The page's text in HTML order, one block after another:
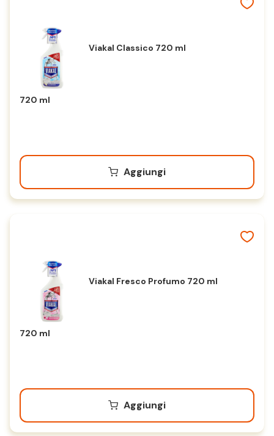
Viakal Classico 720 ml
720 ml
Aggiungi
Viakal Fresco Profumo 720 ml
720 ml
Aggiungi